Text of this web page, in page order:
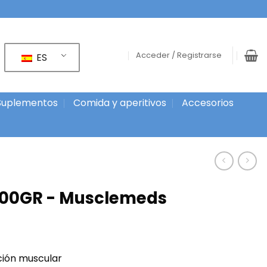
ES Acceder / Registrarse
Comida y aperitivos
Accesorios
- Musclemeds
muscular